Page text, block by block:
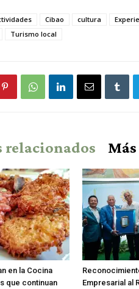
Cibao cultura
Turismo local
en la Cocina
que continuan
Empresarial al